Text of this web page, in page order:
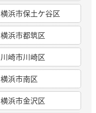
横浜市保土ケ谷区
横浜市都筑区
川崎市川崎区
横浜市南区
横浜市金沢区